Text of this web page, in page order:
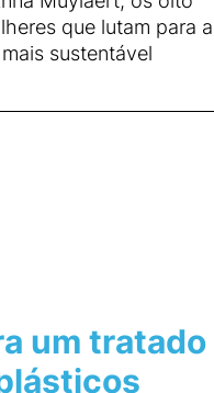
que lutam para a
sustentável
um tratado